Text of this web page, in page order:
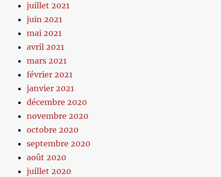
juillet 2021
juin 2021
mai 2021
avril 2021
mars 2021
février 2021
janvier 2021
décembre 2020
novembre 2020
octobre 2020
septembre 2020
août 2020
juillet 2020